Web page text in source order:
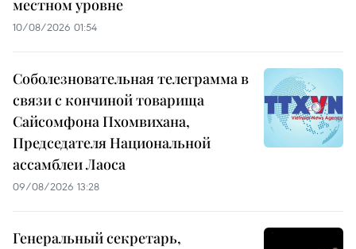
местном уровне
10/08/2026 01:54
Соболезновательная телеграмма в
связи с кончиной товарища
Сайсомфона Пхомвихана,
Председателя Национальной
ассамблеи Лаоса
09/08/2026 13:28
Генеральный секретарь,